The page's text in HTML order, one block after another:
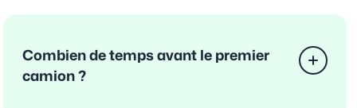
Combien de temps avant le premier
camion ?